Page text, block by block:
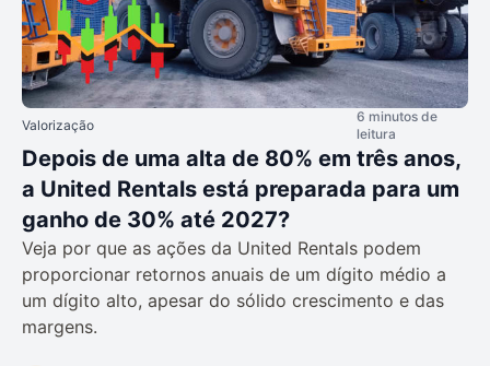
Valorização
6 minutos de
leitura
Depois de uma alta de 80% em três anos,
a United Rentals está preparada para um
ganho de 30% até 2027?
Veja por que as ações da United Rentals podem
proporcionar retornos anuais de um dígito médio a
um dígito alto, apesar do sólido crescimento e das
margens.